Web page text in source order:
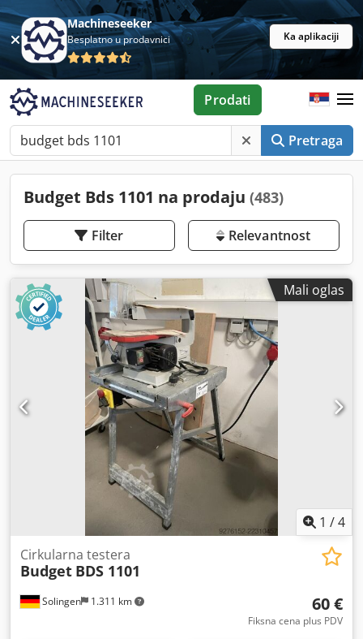
Machineseeker
Besplatno u prodavnici Ka aplikaciji
Pretraga
Prodati
Budget Bds 1101 na prodaju (483)
Filter Relevantnost
Mali oglas
1 /4
Solingen 1.311 km
Cirkularna testera
Budget BDS 1101
60 €
Fiksna cena plus PDV